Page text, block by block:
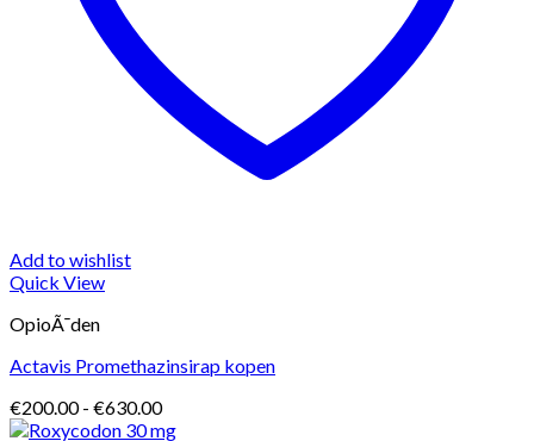
Add to wishlist
Quick View
OpioÃ¯den
Actavis Promethazinsirap kopen
€200.00 - €630.00Prijsklasse:
€200.00